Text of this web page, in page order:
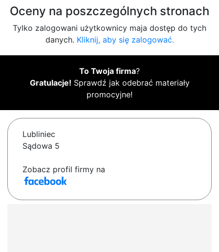
Oceny na poszczególnych stronach
Tylko zalogowani użytkownicy maja dostęp do tych
danych. Kliknij, aby się zalogować.
To Twoja firma?
Gratulacje! Sprawdź jak odebrać materiały
promocyjne!
Lubliniec
Sądowa 5
Zobacz profil firmy na